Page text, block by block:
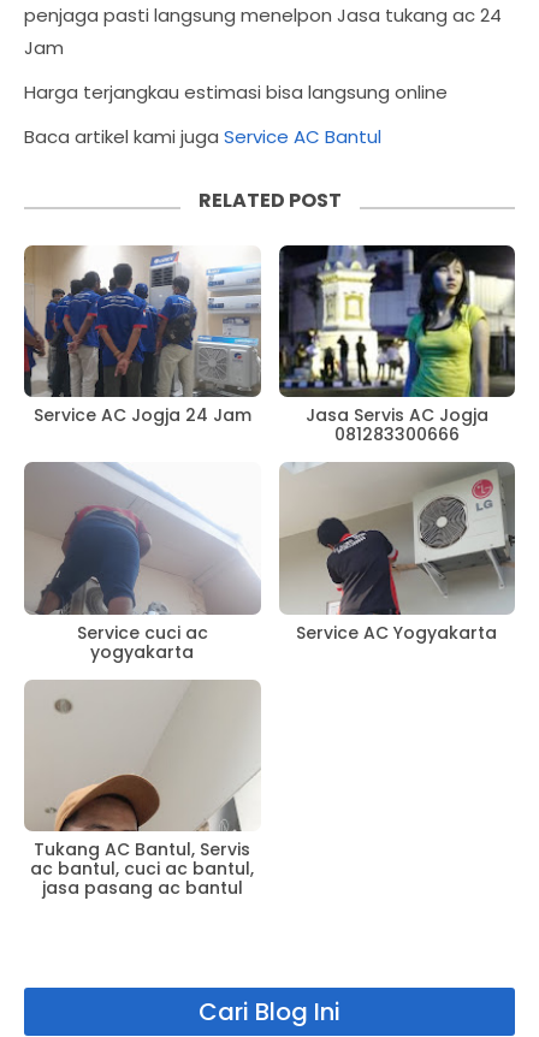
penjaga pasti langsung menelpon Jasa tukang ac 24
Jam
Harga terjangkau estimasi bisa langsung online
Baca artikel kami juga Service AC Bantul
RELATED POST
Service AC Jogja 24 Jam
Jasa Servis AC Jogja
081283300666
Service cuci ac
yogyakarta
Service AC Yogyakarta
Tukang AC Bantul, Servis
ac bantul, cuci ac bantul,
jasa pasang ac bantul
Cari Blog Ini